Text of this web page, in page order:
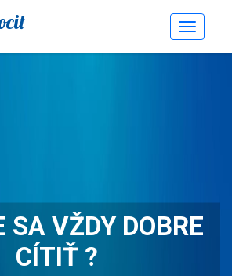
SA VŽDY DOBRE
CÍTIŤ ?
Toggle